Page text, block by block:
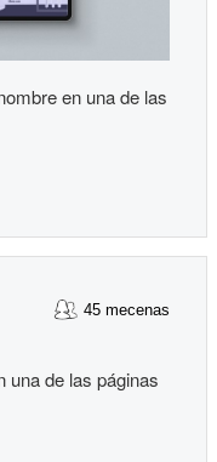
en una de las
45 mecenas
una de las páginas